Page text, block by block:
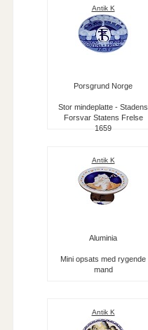
Antik K
Porsgrund Norge
Stor mindeplatte - Stadens
Forsvar Statens Frelse
1659
Antik K
Aluminia
Mini opsats med rygende
mand
Antik K